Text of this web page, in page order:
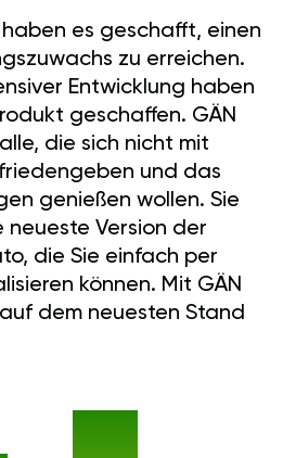
es geschafft, einen
zu erreichen.
Entwicklung haben
geschaffen. GÄN
die sich nicht mit
und das
genießen wollen. Sie
neueste Version der
die Sie einfach per
können. Mit GÄN
dem neuesten Stand